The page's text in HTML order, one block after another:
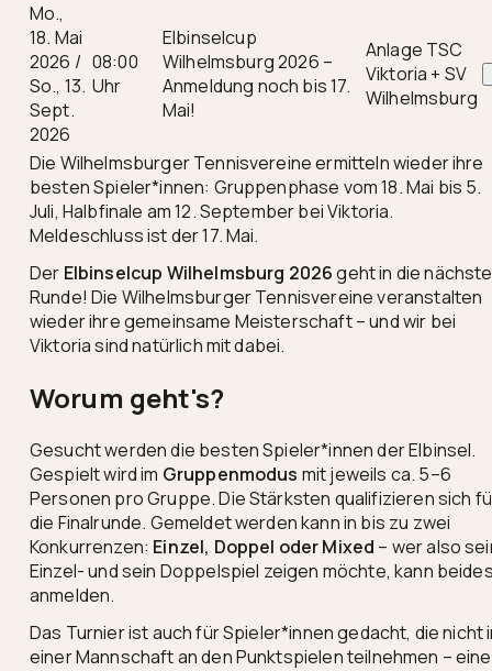
Mo.,
18. Mai
2026 /
So., 13.
Sept.
2026
08:00
Uhr
Elbinselcup
Wilhelmsburg 2026 –
Anmeldung noch bis 17.
Mai!
Anlage TSC
Viktoria + SV
Wilhelmsburg
Die Wilhelmsburger Tennisvereine ermitteln wieder ihre
besten Spieler*innen: Gruppenphase vom 18. Mai bis 5.
Juli, Halbfinale am 12. September bei Viktoria.
Meldeschluss ist der 17. Mai.
Der Elbinselcup Wilhelmsburg 2026geht in die nächste
Runde! Die Wilhelmsburger Tennisvereine veranstalten
wieder ihre gemeinsame Meisterschaft – und wir bei
Viktoria sind natürlich mit dabei.
Worum geht's?
Gesucht werden die besten Spieler*innen der Elbinsel.
Gespielt wird im Gruppenmodus mit jeweils ca. 5–6
Personen pro Gruppe. Die Stärksten qualifizieren sich
die Finalrunde. Gemeldet werden kann in bis zu zwei
Konkurrenzen: Einzel, Doppel oder Mixed – wer also
Einzel- und sein Doppelspiel zeigen möchte, kann
anmelden.
Das Turnier ist auch für Spieler*innen gedacht, die nicht
einer Mannschaft an den Punktspielen teilnehmen – eine